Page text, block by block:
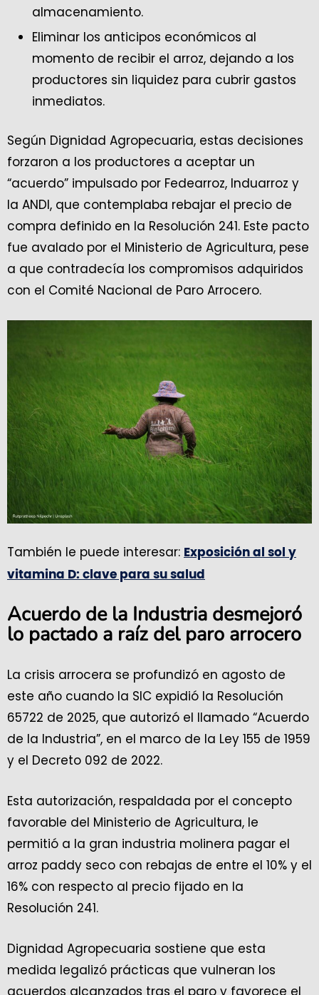
almacenamiento.
Eliminar los anticipos económicos al
momento de recibir el arroz, dejando a los
productores sin liquidez para cubrir gastos
inmediatos.
Según Dignidad Agropecuaria, estas decisiones
forzaron a los productores a aceptar un
“acuerdo” impulsado por Fedearroz, Induarroz y
la ANDI, que contemplaba rebajar el precio de
compra definido en la Resolución 241. Este pacto
fue avalado por el Ministerio de Agricultura, pese
a que contradecía los compromisos adquiridos
con el Comité Nacional de Paro Arrocero.
También le puede interesar: Exposición al sol y
vitamina D: clave para su salud
Acuerdo de la Industria desmejoró
lo pactado a raíz del paro arrocero
La crisis arrocera se profundizó en agosto de
este año cuando la SIC expidió la Resolución
65722 de 2025, que autorizó el llamado “Acuerdo
de la Industria”, en el marco de la Ley 155 de 1959
y el Decreto 092 de 2022.
Esta autorización, respaldada por el concepto
favorable del Ministerio de Agricultura, le
permitió a la gran industria molinera pagar el
arroz paddy seco con rebajas de entre el 10% y el
16% con respecto al precio fijado en la
Resolución 241.
Dignidad Agropecuaria sostiene que esta
medida legalizó prácticas que vulneran los